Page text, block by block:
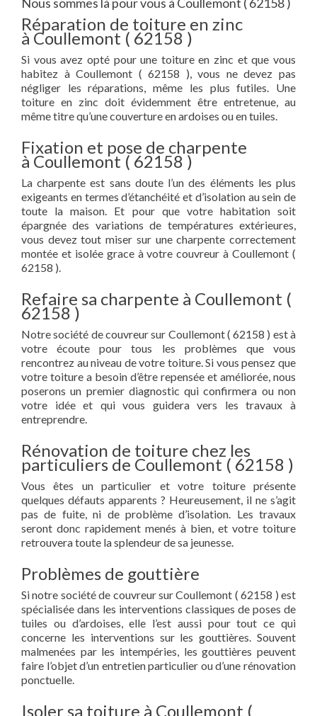
Réparation de toiture en zinc
à Coullemont ( 62158 )
Si vous avez opté pour une toiture en zinc et que vous
habitez à Coullemont ( 62158 ), vous ne devez pas
négliger les réparations, même les plus futiles. Une
toiture en zinc doit évidemment être entretenue, au
même titre qu’une couverture en ardoises ou en tuiles.
Fixation et pose de charpente
à Coullemont ( 62158 )
La charpente est sans doute l’un des éléments les plus
exigeants en termes d’étanchéité et d’isolation au sein de
toute la maison. Et pour que votre habitation soit
épargnée des variations de températures extérieures,
vous devez tout miser sur une charpente correctement
montée et isolée grace à votre couvreur à Coullemont (
62158 ).
Refaire sa charpente à Coullemont (
62158 )
Notre société de couvreur sur Coullemont ( 62158 ) est à
votre écoute pour tous les problèmes que vous
rencontrez au niveau de votre toiture. Si vous pensez que
votre toiture a besoin d’être repensée et améliorée, nous
poserons un premier diagnostic qui confirmera ou non
votre idée et qui vous guidera vers les travaux à
entreprendre.
Rénovation de toiture chez les
particuliers de Coullemont ( 62158 )
Vous êtes un particulier et votre toiture présente
quelques défauts apparents ? Heureusement, il ne s’agit
pas de fuite, ni de problème d’isolation. Les travaux
seront donc rapidement menés à bien, et votre toiture
retrouvera toute la splendeur de sa jeunesse.
Problèmes de gouttière
Si notre société de couvreur sur Coullemont ( 62158 ) est
spécialisée dans les interventions classiques de poses de
tuiles ou d’ardoises, elle l’est aussi pour tout ce qui
concerne les interventions sur les gouttières. Souvent
malmenées par les intempéries, les gouttières peuvent
faire l’objet d’un entretien particulier ou d’une rénovation
ponctuelle.
Isoler sa toiture à Coullemont (